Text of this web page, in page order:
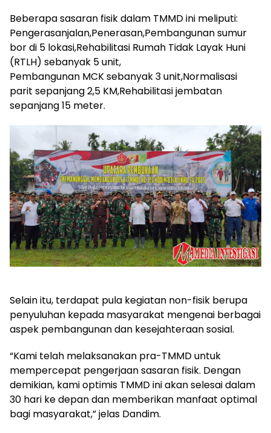
Beberapa sasaran fisik dalam TMMD ini meliputi:
Pengerasanjalan,Penerasan,Pembangunan sumur
bor di 5 lokasi,Rehabilitasi Rumah Tidak Layak Huni
(RTLH) sebanyak 5 unit,
Pembangunan MCK sebanyak 3 unit,Normalisasi
parit sepanjang 2,5 KM,Rehabilitasi jembatan
sepanjang 15 meter.
Selain itu, terdapat pula kegiatan non-fisik berupa
penyuluhan kepada masyarakat mengenai berbagai
aspek pembangunan dan kesejahteraan sosial.
“Kami telah melaksanakan pra-TMMD untuk
mempercepat pengerjaan sasaran fisik. Dengan
demikian, kami optimis TMMD ini akan selesai dalam
30 hari ke depan dan memberikan manfaat optimal
bagi masyarakat,” jelas Dandim.